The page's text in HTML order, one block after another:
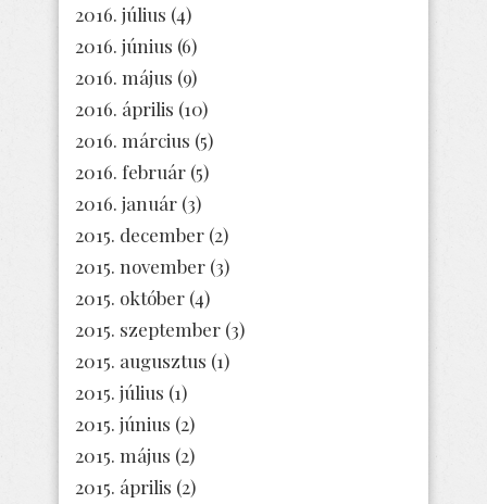
2016. július (4)
2016. június (6)
2016. május (9)
2016. április (10)
2016. március (5)
2016. február (5)
2016. január (3)
2015. december (2)
2015. november (3)
2015. október (4)
2015. szeptember (3)
2015. augusztus (1)
2015. július (1)
2015. június (2)
2015. május (2)
2015. április (2)